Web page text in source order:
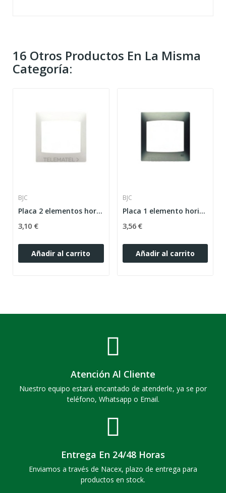
16 Otros Productos En La Misma
Categoría:
BJC
Placa 2 elementos horizontal serie Coral sin...
3,10 €
Añadir al carrito
BJC
Placa 1 elemento horizontal serie Coral sin...
3,56 €
Añadir al carrito
Atención Al Cliente
Nuestro equipo estará encantado de atenderle, ya se por
teléfono, Whatsapp o Email.
Entrega En 24/48 Horas
Enviamos a través de Nacex, plazo de entrega para
productos en stock.